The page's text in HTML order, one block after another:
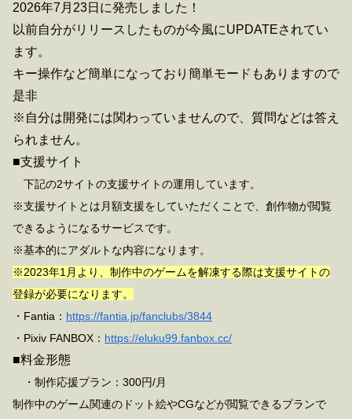
2026年7月23日に発売しました！
以前自分がリリースしたものが今風にUPDATEされてい
ます。
キー操作など簡単になっており簡単モードもありますので
是非
※自分は開発には関わっていませんので、質問などは答え
られません。
■支援サイト
下記の2サイトの支援サイトの運用しています。
※支援サイトとは月額支援をしていただくことで、創作物が閲覧
できるようになるサービスです。
※基本的にアダルトな内容になります。
※2023年1月より、制作中のゲームを解凍する際は支援サイトの
登録が必要になります。
・Fantia： https://fantia.jp/fanclubs/3844
・Pixiv FANBOX： https://eluku99.fanbox.cc/
■料金形態
・制作応援プラン：300円/月
制作中のゲーム関連のドット絵やCGなどが閲覧できるプランで